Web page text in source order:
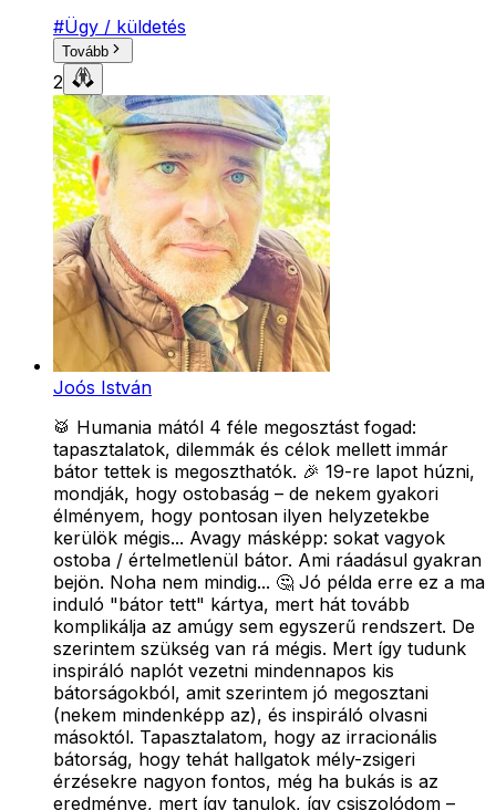
#Ügy / küldetés
Tovább
2
Joós István
🥁 Humania mától 4 féle megosztást fogad:
tapasztalatok, dilemmák és célok mellett immár
bátor tettek is megoszthatók. 🎉 19-re lapot húzni,
mondják, hogy ostobaság – de nekem gyakori
élményem, hogy pontosan ilyen helyzetekbe
kerülök mégis... Avagy másképp: sokat vagyok
ostoba / értelmetlenül bátor. Ami ráadásul gyakran
bejön. Noha nem mindig... 🤔 Jó példa erre ez a ma
induló "bátor tett" kártya, mert hát tovább
komplikálja az amúgy sem egyszerű rendszert. De
szerintem szükség van rá mégis. Mert így tudunk
inspiráló naplót vezetni mindennapos kis
bátorságokból, amit szerintem jó megosztani
(nekem mindenképp az), és inspiráló olvasni
másoktól. Tapasztalatom, hogy az irracionális
bátorság, hogy tehát hallgatok mély-zsigeri
érzésekre nagyon fontos, még ha bukás is az
eredménye, mert így tanulok, így csiszolódom –